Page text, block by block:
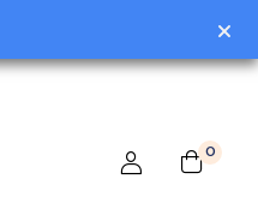
0